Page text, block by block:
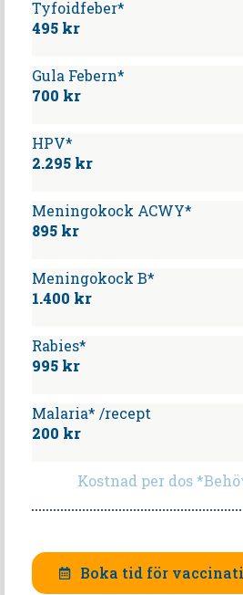
Tyfoidfeber*
495 kr
Gula Febern*
700 kr
HPV*
2.295 kr
Meningokock ACWY*
895 kr
Meningokock B*
1.400 kr
Rabies*
995 kr
Malaria* /recept
200 kr
Kostnad per dos
Boka tid för